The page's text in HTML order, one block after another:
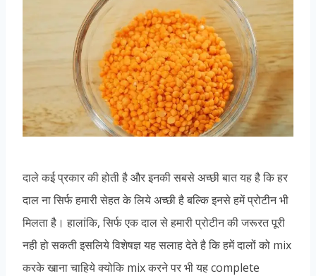
दाले कई प्रकार की होती है और इनकी सबसे अच्छी बात यह है कि हर
दाल ना सिर्फ हमारी सेहत के लिये अच्छी है बल्कि इनसे हमें प्रोटीन भी
मिलता है। हालांकि, सिर्फ एक दाल से हमारी प्रोटीन की जरूरत पूरी
नही हो सकती इसलिये विशेषज्ञ यह सलाह देते है कि हमें दालों को mix
करके खाना चाहिये क्योकि mix करने पर भी यह complete